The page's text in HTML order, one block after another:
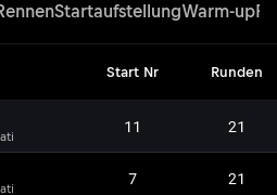
StartaufstellungWarm-up
Start Nr Runden
11 21
7 21